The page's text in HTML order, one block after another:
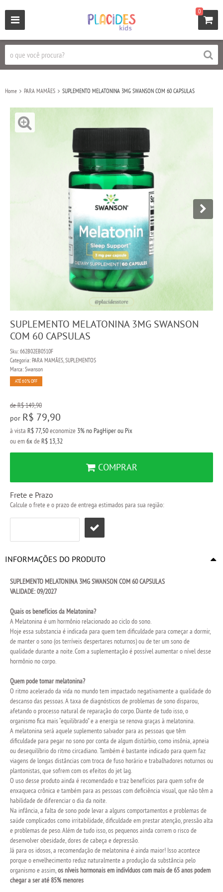
0
Home PARA MAMÃES SUPLEMENTO MELATONINA 3MG SWANSON COM 60 CAPSULAS
SUPLEMENTO MELATONINA 3MG SWANSON
COM 60 CAPSULAS
Sku: 662B02EB0510F
Categoria: PARA MAMÃES,SUPLEMENTOS
Marca: Swanson
ATÉ 60% OFF
deR$ 149,90
por R$ 79,90
à vista R$ 77,50economize 3%no PagHiper ou Pix
ou em6xde R$ 13,32
COMPRAR
Frete e Prazo
Calcule o frete e o prazo de entrega estimados para sua região:
INFORMAÇÕES DO PRODUTO
SUPLEMENTO MELATONINA 3MG SWANSON COM 60 CAPSULAS
VALIDADE:09/2027
Quais os benefícios da Melatonina?
A Melatonina é um hormônio relacionado ao ciclo do sono.
Hoje essa substancia é indicada para quem tem dificuldade para começar a dormir,
de manter o sono (os terríveis despertares noturnos) ou de ter um sono de
qualidade durante a noite. Com a suplementação é possível aumentar o nível desse
hormônio no corpo.
Quem pode tomar melatonina?
O ritmo acelerado da vida no mundo tem impactado negativamente a qualidade do
descanso das pessoas. A taxa de diagnósticos de problemas de sono disparou,
afetando o processo natural de reparação do corpo. Diante de tudo isso, o
organismo fica mais “equilibrado” e a energia se renova graças à melatonina.
A melatonina será aquele suplemento salvador para as pessoas que têm
dificuldade para pegar no sono por conta de algum distúrbio, como insônia, apneia
ou desequilíbrio do ritmo circadiano.Também é bastante indicado para quem faz
viagens de longas distâncias com troca de fuso horário e trabalhadores noturnos ou
plantonistas, que sofrem com os efeitos do jet lag.
O uso desse produto ainda é recomendado e traz benefícios para quem sofre de
enxaqueca crônica e também para as pessoas com deficiência visual, que não têm a
habilidade de diferenciar o dia da noite.
Na infância, a falta de sono pode levar a alguns comportamentos e problemas de
saúde complicados como irritabilidade, dificuldade em prestar atenção, pressão alta
e problemas de peso. Além de tudo isso, os pequenos ainda correm o risco de
desenvolver obesidade, dores de cabeça e depressão.
Já para os idosos, a recomendação de melatonina é ainda maior! Isso acontece
porque o envelhecimento reduz naturalmente a produção da substância pelo
organismo e assim,os níveis hormonais em indivíduos com mais de 65 anos podem
chegar a ser até 85% menores